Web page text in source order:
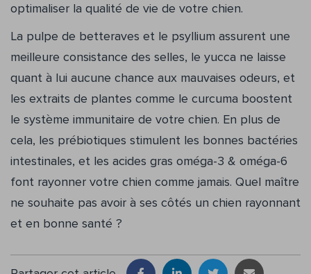
optimaliser la qualité de vie de votre chien.
La pulpe de betteraves et le psyllium assurent une
meilleure consistance des selles, le yucca ne laisse
quant à lui aucune chance aux mauvaises odeurs, et
les extraits de plantes comme le curcuma boostent
le système immunitaire de votre chien. En plus de
cela, les prébiotiques stimulent les bonnes bactéries
intestinales, et les acides gras oméga-3 & oméga-6
font rayonner votre chien comme jamais. Quel maître
ne souhaite pas avoir à ses côtés un chien rayonnant
et en bonne santé ?